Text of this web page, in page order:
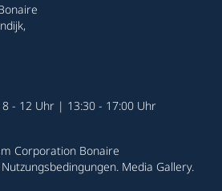
- 12 Uhr | 13:30 - 17:00 Uhr
Corporation Bonaire
Nutzungsbedingungen. Media Gallery.